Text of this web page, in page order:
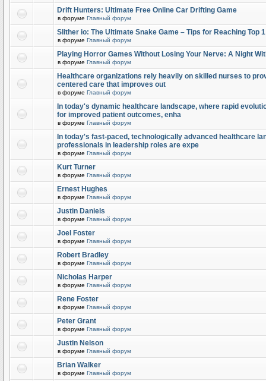
Drift Hunters: Ultimate Free Online Car Drifting Game
в форуме Главный форум
Slither io: The Ultimate Snake Game – Tips for Reaching Top
в форуме Главный форум
Playing Horror Games Without Losing Your Nerve: A Night
в форуме Главный форум
Healthcare organizations rely heavily on skilled nurses to
centered care that improves out
в форуме Главный форум
In today's dynamic healthcare landscape, where rapid
for improved patient outcomes, enha
в форуме Главный форум
In today's fast-paced, technologically advanced healthcare
professionals in leadership roles are expe
в форуме Главный форум
Kurt Turner
в форуме Главный форум
Ernest Hughes
в форуме Главный форум
Justin Daniels
в форуме Главный форум
Joel Foster
в форуме Главный форум
Robert Bradley
в форуме Главный форум
Nicholas Harper
в форуме Главный форум
Rene Foster
в форуме Главный форум
Peter Grant
в форуме Главный форум
Justin Nelson
в форуме Главный форум
Brian Walker
в форуме Главный форум